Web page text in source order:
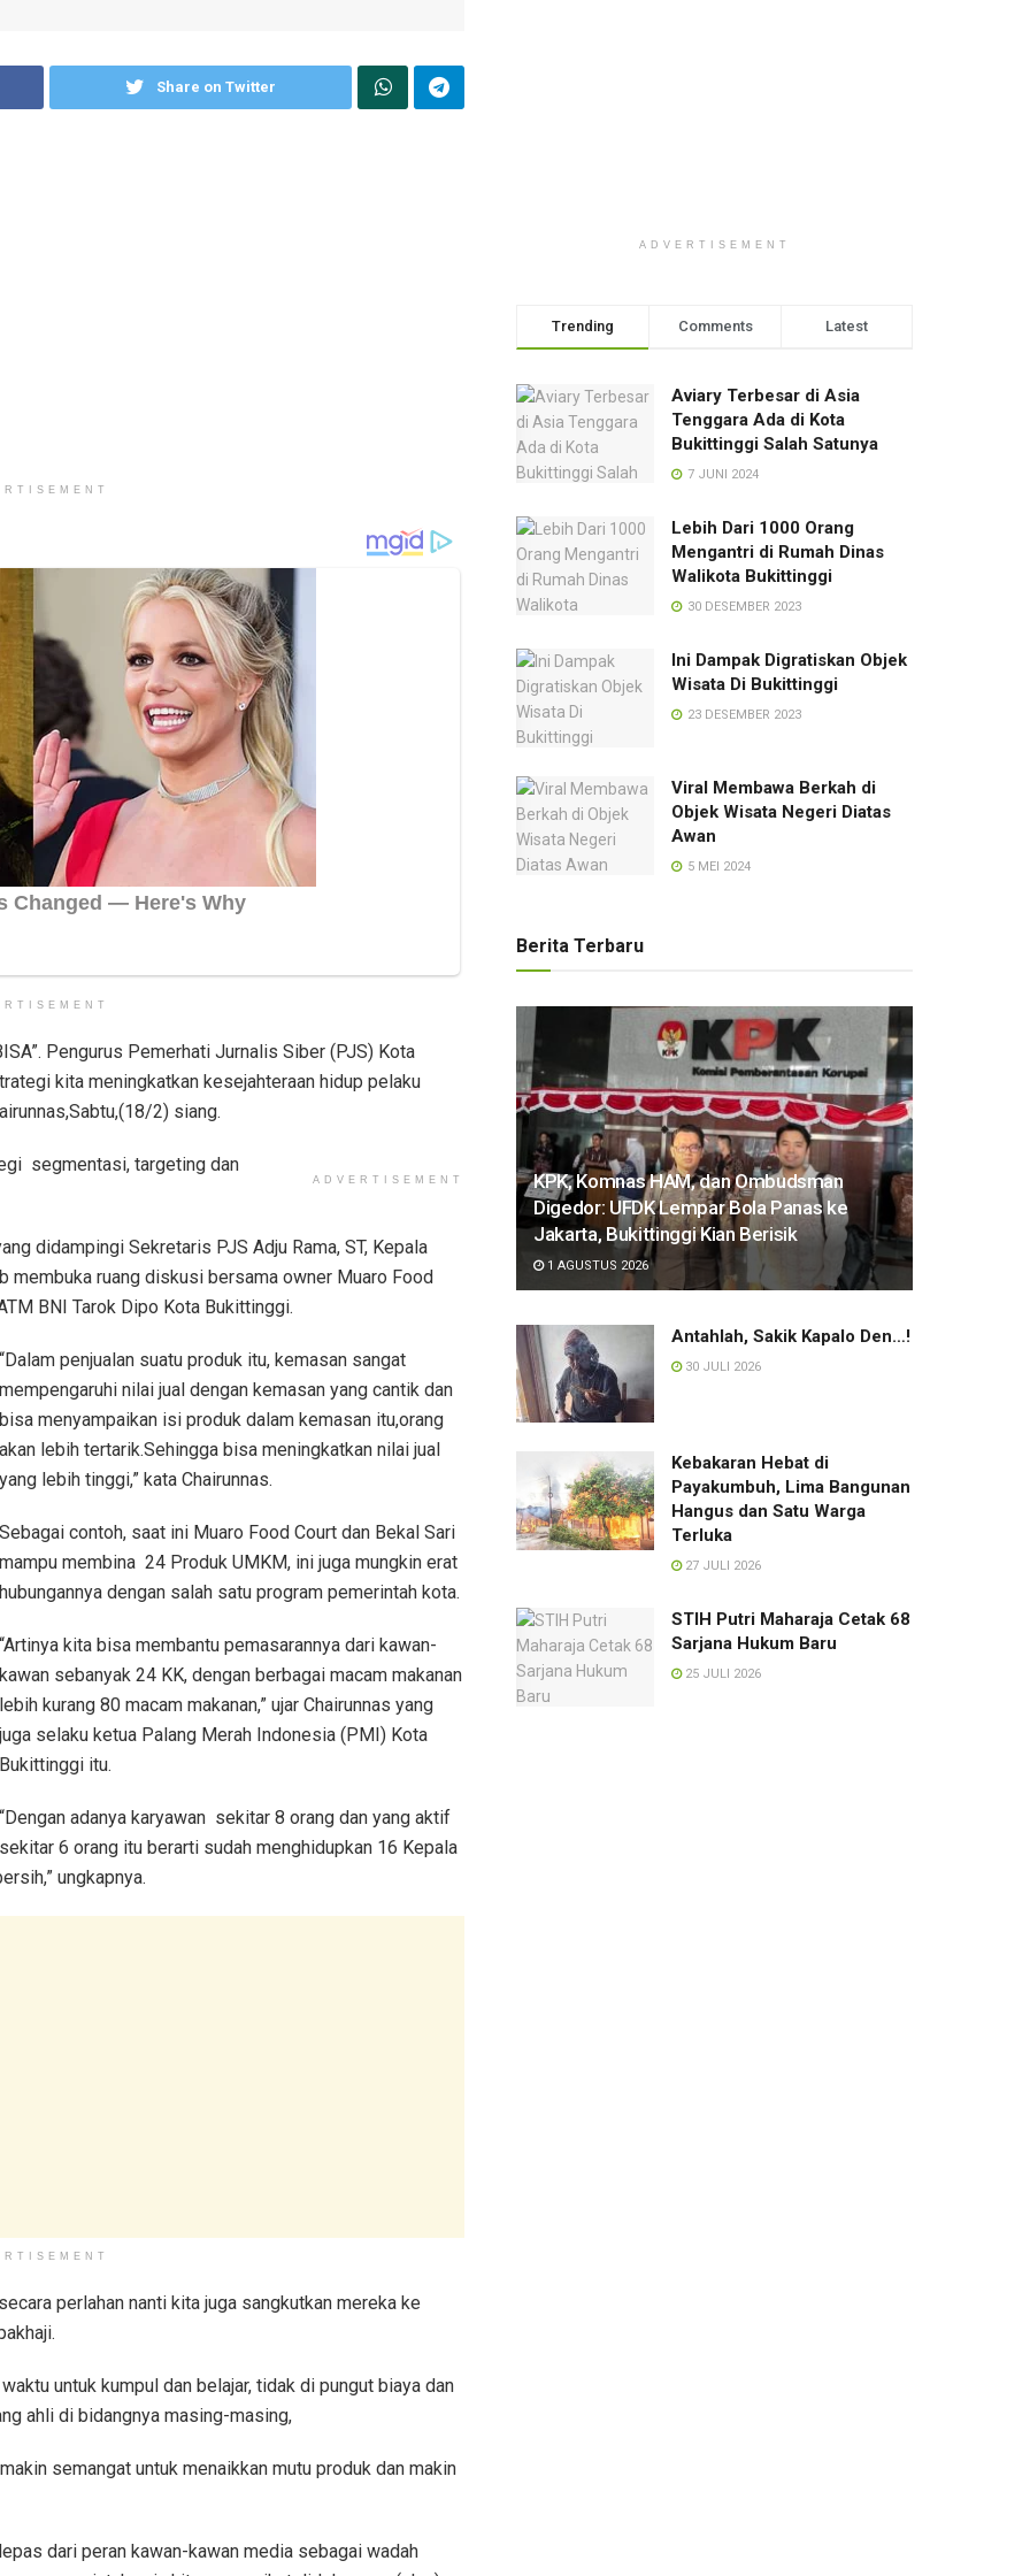
Share on Twitter
Pengurus Pemerhati Jurnalis Siber (PJS) Kota
kita meningkatkan kesejahteraan hidup pelaku
2) siang.
ADVERTISEMENT
segmentasi, targeting dan
didampingi Sekretaris PJS Adju Rama, ST, Kepala
membuka ruang diskusi bersama owner Muaro Food
BNI Tarok Dipo Kota Bukittinggi.
“Dalam penjualan suatu produk itu, kemasan sangat
mempengaruhi nilai jual dengan kemasan yang cantik dan
bisa menyampaikan isi produk dalam kemasan itu,orang
akan lebih tertarik.Sehingga bisa meningkatkan nilai jual
yang lebih tinggi,” kata Chairunnas.
Sebagai contoh, saat ini Muaro Food Court dan Bekal Sari
mampu membina 24 Produk UMKM, ini juga mungkin erat
hubungannya dengan salah satu program pemerintah kota.
“Artinya kita bisa membantu pemasarannya dari kawan-
kawan sebanyak 24 KK, dengan berbagai macam makanan
lebih kurang 80 macam makanan,” ujar Chairunnas yang
juga selaku ketua Palang Merah Indonesia (PMI) Kota
Bukittinggi itu.
“Dengan adanya karyawan sekitar 8 orang dan yang aktif
sekitar 6 orang itu berarti sudah menghidupkan 16 Kepala
ungkapnya.
perlahan nanti kita juga sangkutkan mereka ke
untuk kumpul dan belajar, tidak di pungut biaya dan
ahli di bidangnya masing-masing,
semangat untuk menaikkan mutu produk dan makin
dari peran kawan-kawan media sebagai wadah
ADVERTISEMENT
Trending Comments Latest
Aviary Terbesar di Asia
Tenggara Ada di Kota
Bukittinggi Salah Satunya
7 JUNI 2024
Lebih Dari 1000 Orang
Mengantri di Rumah Dinas
Walikota Bukittinggi
30 DESEMBER 2023
Ini Dampak Digratiskan Objek
Wisata Di Bukittinggi
23 DESEMBER 2023
Viral Membawa Berkah di
Objek Wisata Negeri Diatas
Awan
5 MEI 2024
Berita Terbaru
KPK, Komnas HAM, dan Ombudsman
Digedor: UFDK Lempar Bola Panas ke
Jakarta, Bukittinggi Kian Berisik
1 AGUSTUS 2026
Antahlah, Sakik Kapalo Den…!
30 JULI 2026
Kebakaran Hebat di
Payakumbuh, Lima Bangunan
Hangus dan Satu Warga
Terluka
27 JULI 2026
STIH Putri Maharaja Cetak 68
Sarjana Hukum Baru
25 JULI 2026